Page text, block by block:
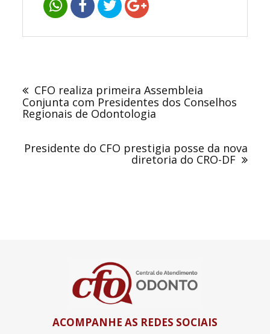
PostCFO realiza primeira Assembleia
Conjunta com Presidentes dos Conselhos
Regionais de Odontologia
Presidente do CFO prestigia posse da nova
diretoria do CRO-DF
ACOMPANHE AS REDES SOCIAIS